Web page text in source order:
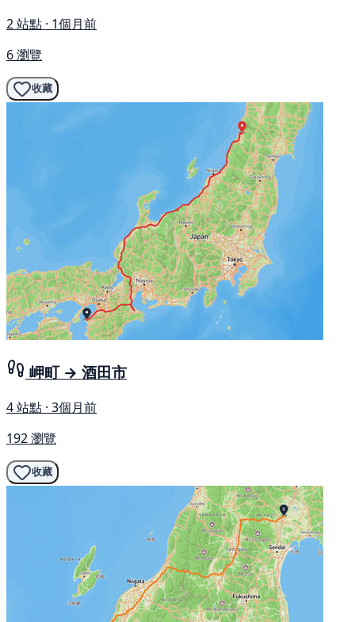
2 站點 · 1個月前
6 瀏覽
收藏
岬町 → 酒田市
4 站點 · 3個月前
192 瀏覽
收藏